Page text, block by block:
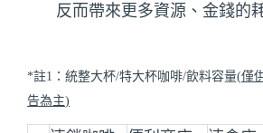
反而帶來更多資源、金錢的
*註1 ：統整大杯/特大杯咖啡/飲料容量(僅
告為主)